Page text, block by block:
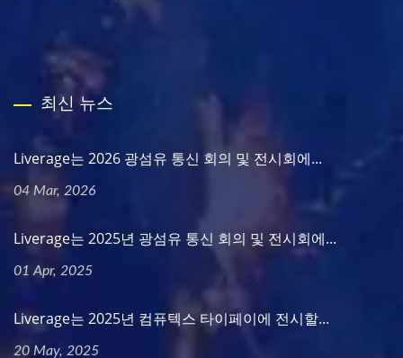
최신 뉴스
Liverage는 2026 광섬유 통신 회의 및 전시회에...
04 Mar, 2026
Liverage는 2025년 광섬유 통신 회의 및 전시회에...
01 Apr, 2025
Liverage는 2025년 컴퓨텍스 타이페이에 전시할...
20 May, 2025